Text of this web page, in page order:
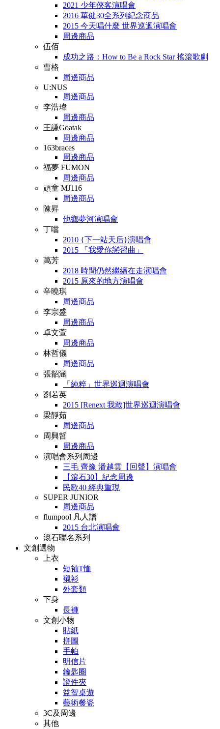
2021 少年俠客演唱會
2016 華健30全系列紀念商品
2015 今天唱什麼 世界巡迴演唱會
周邊商品
伍佰
成功之路：How to Be a Rock Star 搖滾歌劇
曹格
周邊商品
U:NUS
周邊商品
李浩瑋
周邊商品
王謙Goatak
周邊商品
163braces
周邊商品
福夢 FUMON
周邊商品
頑童 MJ116
周邊商品
陳昇
他鄉夢河演唱會
丁噹
2010 {下一站天后}演唱會
2015 「我愛你戀習曲」
萬芳
2018 時間仍然繼續在走演唱會
2015 原來的地方演唱會
辛曉琪
周邊商品
李宗盛
周邊商品
卓文萱
周邊商品
林哲儀
周邊商品
張韶涵
「純粹」世界巡迴演唱會
劉若英
2015 [Renext 我敢]世界巡迴演唱會
梁靜茹
周邊商品
周興哲
周邊商品
演唱會系列周邊
三毛 齊豫 潘越雲【回聲】演唱會
【滾石30】紀念周邊
民歌40 經典重現
SUPER JUNIOR
周邊商品
flumpool 凡人譜
2015 台北演唱會
滾石聯名系列
文創選物
上衣
短袖T恤
襯衫
外套類
下身
長褲
文創小物
貼紙
拼圖
手帕
明信片
鑰匙圈
證件夾
益智桌遊
藝術餐瓷
3C及周邊
其他